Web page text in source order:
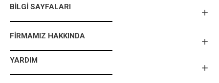
BILGI SAYFALARI
FIRMAMIZ HAKKINDA
YARDIM